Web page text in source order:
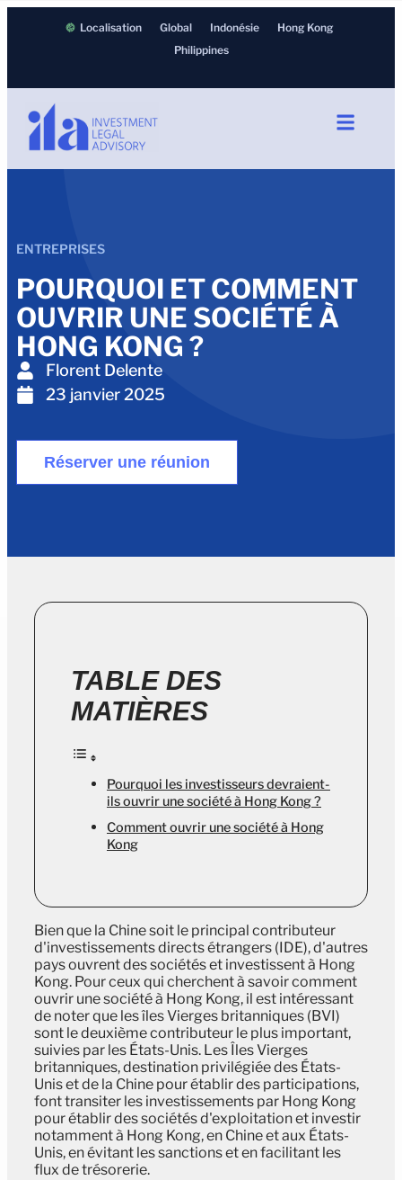
Localisation Global Indonésie
Hong Kong
Philippines
ENTREPRISES
POURQUOI ET COMMENT
OUVRIR UNE SOCIÉTÉ À
HONG KONG ?
Florent Delente
23 janvier 2025
Réserver une réunion
TABLE DES
MATIÈRES
Pourquoi les investisseurs devraient-
ils ouvrir une société à Hong Kong ?
Comment ouvrir une société à Hong
Kong
Bien que la Chine soit le principal contributeur
d'investissements directs étrangers (IDE), d'autres
pays ouvrent des sociétés et investissent à Hong
Kong. Pour ceux qui cherchent à savoir comment
ouvrir une société à Hong Kong, il est intéressant
de noter que les îles Vierges britanniques (BVI)
sont le deuxième contributeur le plus important,
suivies par les États-Unis. Les Îles Vierges
britanniques, destination privilégiée des États-
Unis et de la Chine pour établir des participations,
font transiter les investissements par Hong Kong
pour établir des sociétés d'exploitation et investir
notamment à Hong Kong, en Chine et aux États-
Unis, en évitant les sanctions et en facilitant les
flux de trésorerie.